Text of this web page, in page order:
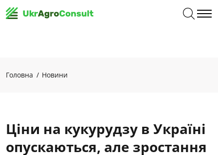
Головна Новини
Ціни на кукурудзу в Україні
опускаються, але зростання